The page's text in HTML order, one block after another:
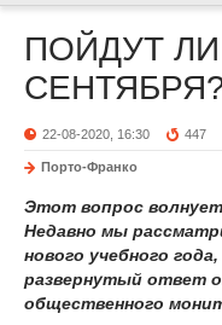
ПОЙДУТ
22-08-2020, 16:30 447
Порто-Франко
Этот вопрос
Недавно мы
нового учебного
развернутый ответ
общественного